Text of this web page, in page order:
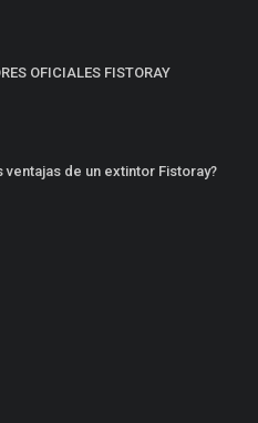
OFICIALES FISTORAY
ventajas de un extintor Fistoray?